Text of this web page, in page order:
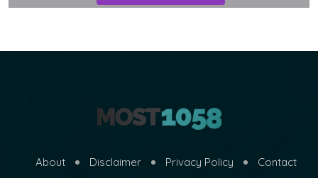
About Disclaimer Privacy Policy Contact